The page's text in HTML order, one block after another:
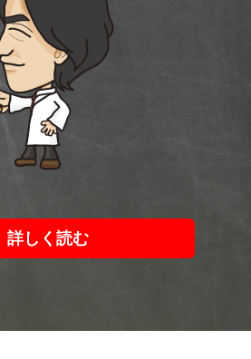
詳しく読む